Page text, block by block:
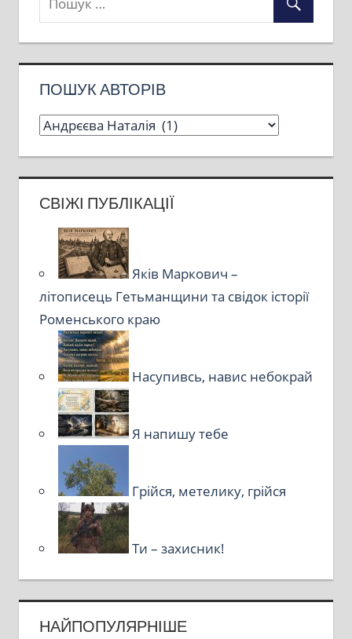
ПОШУК АВТОРІВ
СВІЖІ ПУБЛІКАЦІЇ
Яків Маркович –
літописець Гетьманщини та свідок історії
Роменського краю
Насупивсь, навис небокрай
Я напишу тебе
Грійся, метелику, грійся
Ти – захисник!
НАЙПОПУЛЯРНІШЕ